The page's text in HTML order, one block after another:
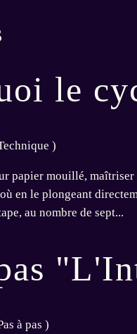
le
)
papier mouillé,
en le plongeant
au nombre de sept...
à pas )